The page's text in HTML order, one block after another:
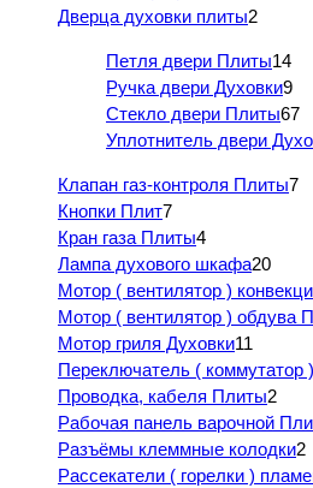
Дверца духовки плиты2
Петля двери Плиты14
Ручка двери Духовки9
Стекло двери Плиты67
Уплотнитель двери
Клапан газ-контроля Плиты7
Кнопки Плит7
Кран газа Плиты4
Лампа духового шкафа20
Мотор ( вентилятор )
Мотор ( вентилятор ) обдува
Мотор гриля Духовки11
Переключатель (
Проводка, кабеля Плиты2
Рабочая панель варочной
Разъёмы клеммные колодки2
Рассекатели ( горелки )